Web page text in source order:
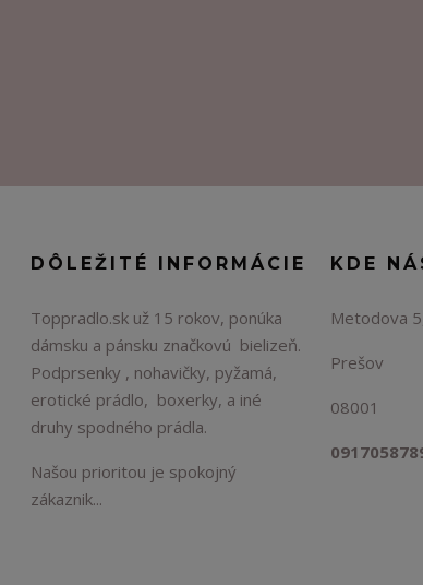
DÔLEŽITÉ INFORMÁCIE
Toppradlo.sk už 15 rokov, ponúka
dámsku a pánsku značkovú bielizeň.
Podprsenky , nohavičky, pyžamá,
erotické prádlo, boxerky, a iné
druhy spodného prádla.
Našou prioritou je spokojný
zákaznik...
KDE
Metodova
Prešov
08001